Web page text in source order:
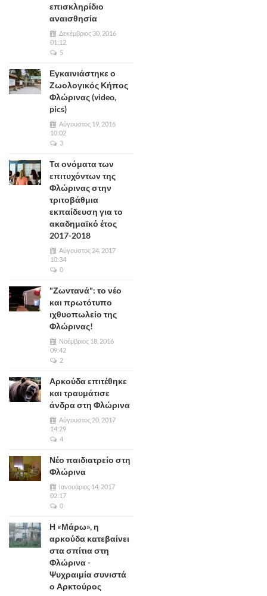
επισκληρίδιο
αναισθησία
Δεκέμβριος 30, 2016
01:12
5
Εγκαινιάστηκε ο
Ζωολογικός Κήπος
Φλώρινας (video,
pics)
Αύγουστος 19, 2016
10:02
3
Τα ονόματα των
επιτυχόντων της
Φλώρινας στην
τριτοβάθμια
εκπαίδευση για το
ακαδημαϊκό έτος
2017-2018
Αύγουστος 24, 2017
10:34
0
"Ζωντανά": το νέο
και πρωτότυπο
ιχθυοπωλείο της
Φλώρινας!
Νοέμβριος 18, 2016
09:42
2
Αρκούδα επιτέθηκε
και τραυμάτισε
άνδρα στη Φλώρινα
Αύγουστος 20, 2017
14:29
4
Νέο παιδιατρείο στη
Φλώρινα
Ιανουάριος 14, 2017
02:17
0
Η «Μάρω», η
αρκούδα κατεβαίνει
στα σπίτια στη
Φλώρινα -
Ψυχραιμία συνιστά
ο Αρκτούρος